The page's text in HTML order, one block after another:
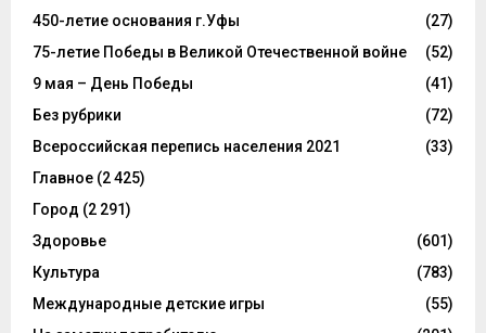
450-летие основания г.Уфы
(27)
75-летие Победы в Великой Отечественной войне
(52)
9 мая – День Победы
(41)
Без рубрики
(72)
Всероссийская перепись населения 2021
(33)
Главное (2 425)
Город (2 291)
Здоровье
(601)
Культура
(783)
Международные детские игры
(55)